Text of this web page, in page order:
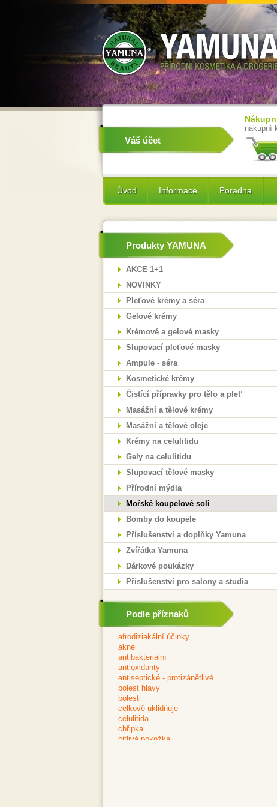
Váš účet
nákupní
Úvod Informace Poradna
Produkty YAMUNA
AKCE 1+1
NOVINKY
Pleťové krémy a séra
Gelové krémy
Krémové a gelové masky
Slupovací pleťové masky
Ampule - séra
Kosmetické krémy
Čistící přípravky pro tělo a pleť
Masážní a tělové krémy
Masážní a tělové oleje
Krémy na celulitidu
Gely na celulitidu
Slupovací tělové masky
Přírodní mýdla
Mořské koupelové soli
Bomby do koupele
Příslušenství a doplňky Yamuna
Zvířátka Yamuna
Dárkové poukázky
Příslušenství pro salony a studia
Podle příznaků